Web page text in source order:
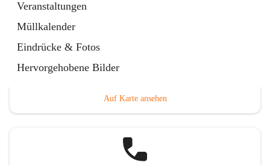
Veranstaltungen
Müllkalender
Eindrücke & Fotos
Hervorgehobene BilderHauptadresse
Auf Karte ansehen